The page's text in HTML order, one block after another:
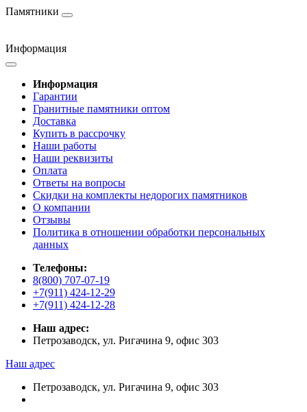
Памятники
Информация
Информация
Гарантии
Гранитные памятники оптом
Доставка
Купить в рассрочку
Наши работы
Наши реквизиты
Оплата
Ответы на вопросы
Скидки на комплекты недорогих памятников
О компании
Отзывы
Политика в отношении обработки персональных
данных
Телефоны:
8(800) 707-07-19
+7(911) 424-12-29
+7(911) 424-12-28
Наш адрес:
Петрозаводск, ул. Ригачина 9, офис 303
Наш адрес
Петрозаводск, ул. Ригачина 9, офис 303